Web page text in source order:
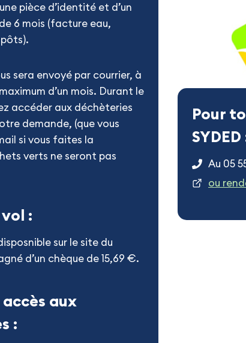
pièce d’identité et d’un
6 mois (facture eau,
sera envoyé par courrier, à
d’un mois. Durant le
accéder aux déchèteries
demande, (que vous
si vous faites la
verts ne seront pas
:
sur le site du
d’un chèque de 15,69 €.
aux
:
Pour
SYDED
Au 05
ou